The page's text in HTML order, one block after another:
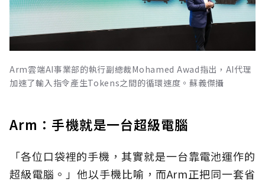
Arm雲端AI事業部的執行副總裁Mohamed Awad指出，AI代理
加速了輸入指令產生Tokens之間的循環速度。蘇義傑攝
Arm：手機就是一台超級電腦
「各位口袋裡的手機，其實就是一台靠電池運作的
超級電腦。」他以手機比喻，而Arm正把同一套省